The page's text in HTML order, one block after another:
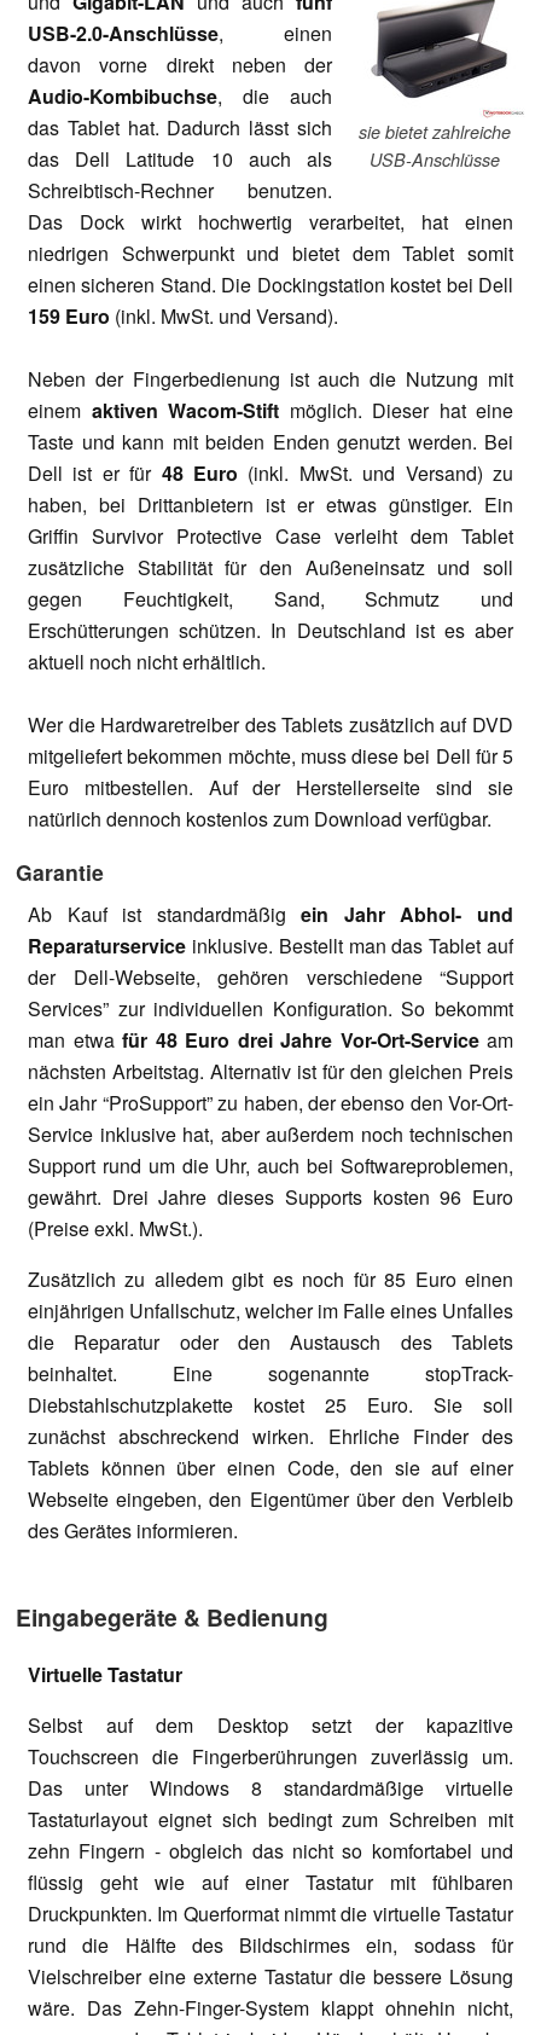
sie bietet zahlreiche
USB-Anschlüsse
USB-2.0-Anschlüsse, einen
davon vorne direkt neben der
Audio-Kombibuchse, die auch
das Tablet hat. Dadurch lässt sich
das Dell Latitude 10 auch als
Schreibtisch-Rechner benutzen.
Das Dock wirkt hochwertig verarbeitet, hat einen
niedrigen Schwerpunkt und bietet dem Tablet somit
einen sicheren Stand. Die Dockingstation kostet bei Dell
159 Euro (inkl. MwSt. und Versand).
Neben der Fingerbedienung ist auch die Nutzung mit
einem aktiven Wacom-Stift möglich. Dieser hat eine
Taste und kann mit beiden Enden genutzt werden. Bei
Dell ist er für 48 Euro (inkl. MwSt. und Versand) zu
haben, bei Drittanbietern ist er etwas günstiger. Ein
Griffin Survivor Protective Case verleiht dem Tablet
zusätzliche Stabilität für den Außeneinsatz und soll
gegen Feuchtigkeit, Sand, Schmutz und
Erschütterungen schützen. In Deutschland ist es aber
aktuell noch nicht erhältlich.
Wer die Hardwaretreiber des Tablets zusätzlich auf DVD
mitgeliefert bekommen möchte, muss diese bei Dell für 5
Euro mitbestellen. Auf der Herstellerseite sind sie
natürlich dennoch kostenlos zum Download verfügbar.
Garantie
Ab Kauf ist standardmäßigein Jahr Abhol- und
Reparaturservice inklusive. Bestellt man das Tablet auf
der Dell-Webseite, gehören verschiedene “Support
Services” zur individuellen Konfiguration. So bekommt
man etwa für 48 Euro drei Jahre Vor-Ort-Serviceam
nächsten Arbeitstag. Alternativ ist für den gleichen Preis
ein Jahr “ProSupport” zu haben, der ebenso den Vor-Ort-
Service inklusive hat, aber außerdem noch technischen
Support rund um die Uhr, auch bei Softwareproblemen,
gewährt. Drei Jahre dieses Supports kosten 96 Euro
(Preise exkl. MwSt.).
Zusätzlich zu alledem gibt es noch für 85 Euro einen
einjährigen Unfallschutz, welcher im Falle eines Unfalles
die Reparatur oder den Austausch des Tablets
beinhaltet. Eine sogenannte stopTrack-
Diebstahlschutzplakette kostet 25 Euro. Sie soll
zunächst abschreckend wirken. Ehrliche Finder des
Tablets können über einen Code, den sie auf einer
Webseite eingeben, den Eigentümer über den Verbleib
des Gerätes informieren.
Eingabegeräte & Bedienung
Virtuelle Tastatur
Selbst auf dem Desktop setzt der kapazitive
Touchscreen die Fingerberührungen zuverlässig um.
Das unter Windows 8 standardmäßige virtuelle
Tastaturlayout eignet sich bedingt zum Schreiben mit
zehn Fingern - obgleich das nicht so komfortabel und
flüssig geht wie auf einer Tastatur mit fühlbaren
Druckpunkten. Im Querformat nimmt die virtuelle Tastatur
rund die Hälfte des Bildschirmes ein, sodass für
Vielschreiber eine externe Tastatur die bessere Lösung
wäre. Das Zehn-Finger-System klappt ohnehin nicht,